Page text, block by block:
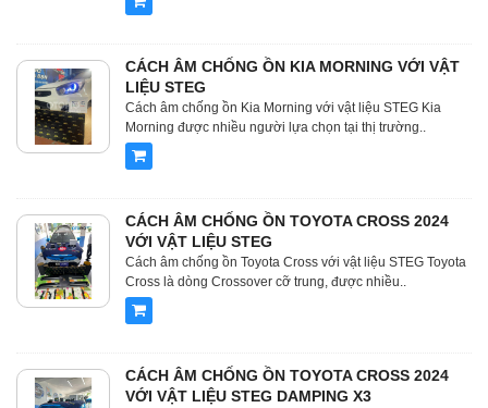
CÁCH ÂM CHỐNG ỒN KIA MORNING VỚI VẬT
LIỆU STEG
Cách âm chống ồn Kia Morning với vật liệu STEG Kia
Morning được nhiều người lựa chọn tại thị trường..
CÁCH ÂM CHỐNG ỒN TOYOTA CROSS 2024
VỚI VẬT LIỆU STEG
Cách âm chống ồn Toyota Cross với vật liệu STEG Toyota
Cross là dòng Crossover cỡ trung, được nhiều..
CÁCH ÂM CHỐNG ỒN TOYOTA CROSS 2024
VỚI VẬT LIỆU STEG DAMPING X3